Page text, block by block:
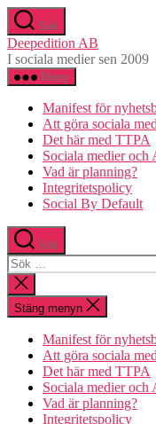
Hoppa
till
innehåll
Sök
Deepedition AB
I sociala medier sen 2009
Meny
Manifest för
Att göra sociala
Det här med TTPA
Sociala medier och
Vad är planning?
Integritetspolicy
Social By Default
Sök
Sök
efter:
Stäng
sökningen
Stäng menyn
Manifest för
Att göra sociala
Det här med TTPA
Sociala medier och
Vad är planning?
Integritetspolicy